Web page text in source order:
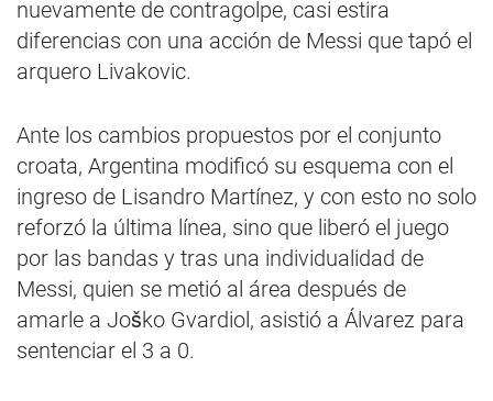
nuevamente de contragolpe, casi estira
diferencias con una acción de Messi que tapó el
arquero Livakovic.
Ante los cambios propuestos por el conjunto
croata, Argentina modificó su esquema con el
ingreso de Lisandro Martínez, y con esto no solo
reforzó la última línea, sino que liberó el juego
por las bandas y tras una individualidad de
Messi, quien se metió al área después de
amarle a Joško Gvardiol, asistió a Álvarez para
sentenciar el 3 a 0.